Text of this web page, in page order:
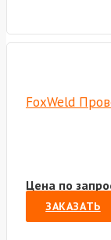
FoxWeld
Цена по
ЗАКАЗАТЬ